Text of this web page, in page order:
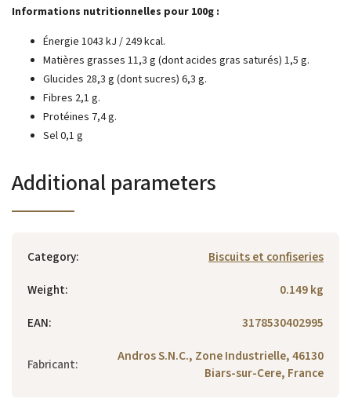
Informations nutritionnelles pour 100g :
Énergie 1043 kJ / 249 kcal.
Matières grasses 11,3 g (dont acides gras saturés) 1,5 g.
Glucides 28,3 g (dont sucres) 6,3 g.
Fibres 2,1 g.
Protéines 7,4 g.
Sel0,1 g
Additional parameters
Category:
Biscuits et confiseries
Weight:
0.149 kg
EAN: 3178530402995
Fabricant:
Andros S.N.C., Zone Industrielle, 46130
Biars-sur-Cere, France